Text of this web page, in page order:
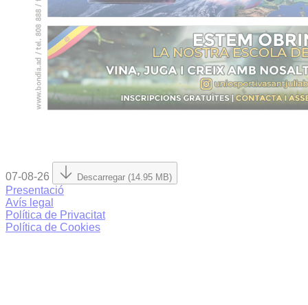
07-08-26 Descarregar (14.95 MB)
Presentació
Avís legal
Política de Privacitat
Política de Cookies